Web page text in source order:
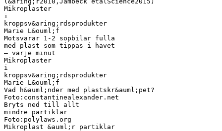
Mikroplaster
i
kroppsv&aring;rdsprodukter
Marie L&ouml;f
Motsvarar 1-2 sopbilar fulla
med plast som tippas i havet
– varje minut
Mikroplaster
i
kroppsv&aring;rdsprodukter
Marie L&ouml;f
Vad h&auml;nder med plastskr&auml;pet?
Foto:constantinealexander.net
Bryts ned till allt
mindre partiklar
Foto:polylaws.org
Mikroplast &auml;r partiklar